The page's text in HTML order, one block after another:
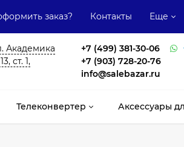
заказ? Контакты Еще
Академика
ст. 1,
+7 (499) 381-30-06
+7 (903) 728-20-76
info@salebazar.ru
Телеконвертер Аксессуары